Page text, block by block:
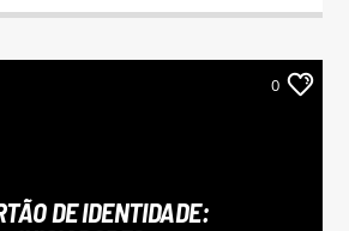
0
DE IDENTIDADE: